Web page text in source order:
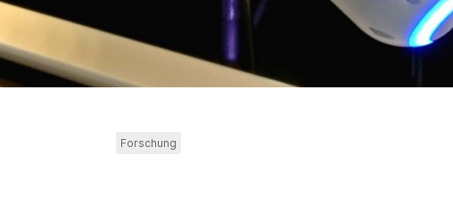
Forschung